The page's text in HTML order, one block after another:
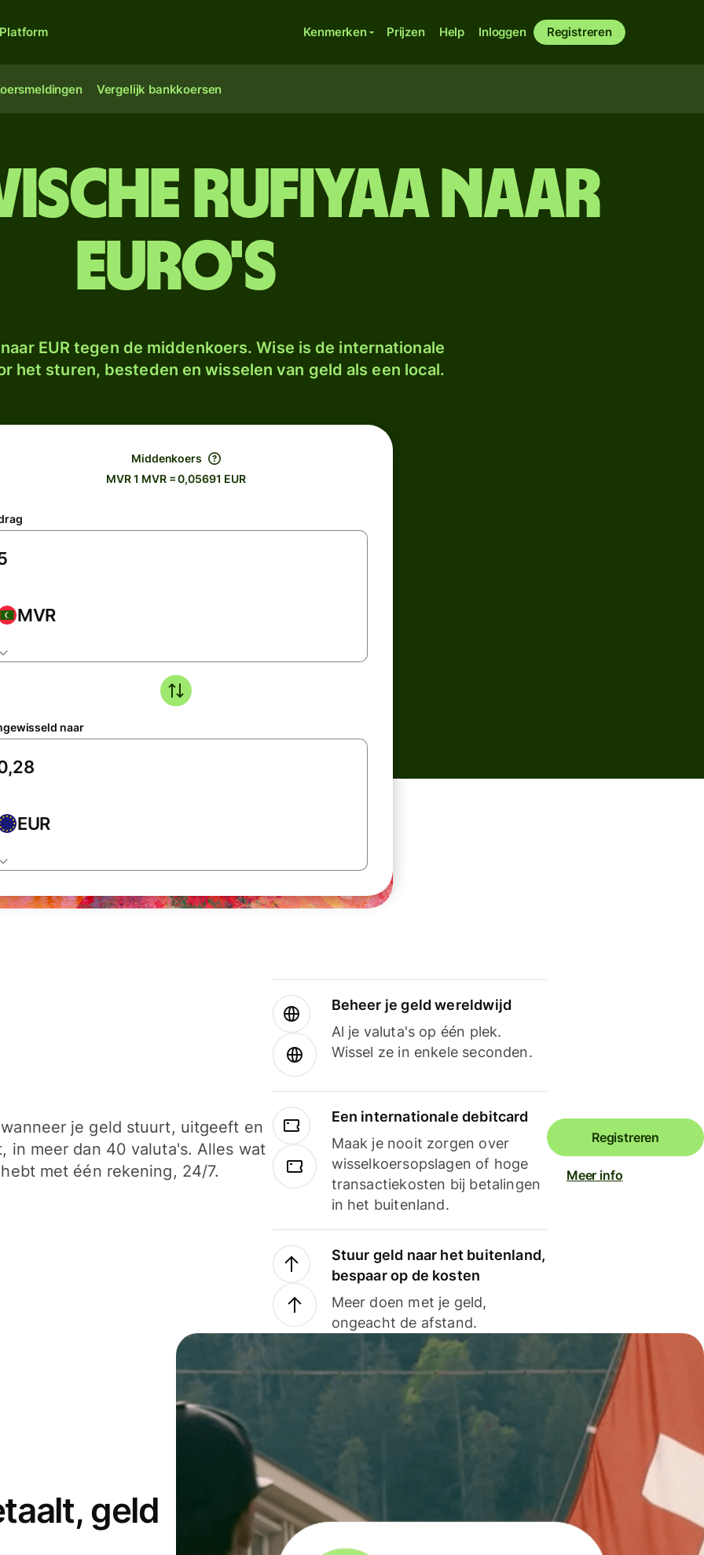
Platform Kenmerken Prijzen Help Inloggen Registreren
Vergelijk bankkoersen
rufiyaa naar
euro's
EUR tegen de middenkoers. Wise is de internationale
het sturen, besteden en wisselen van geld als een local.
Middenkoers
MVR 1 MVR = 0,05691 EUR
MVR
naar
EUR
je geld stuurt, uitgeeft en
in meer dan 40 valuta's. Alles wat
met één rekening, 24/7.
Beheer je geld wereldwijd
Al je valuta's op één plek.
Wissel ze in enkele seconden.
Een internationale debitcard
Maak je nooit zorgen over
wisselkoersopslagen of hoge
transactiekosten bij betalingen
in het buitenland.
Stuur geld naar het buitenland,
bespaar op de kosten
Meer doen met je geld,
ongeacht de afstand.
Registreren
Meer info
geld